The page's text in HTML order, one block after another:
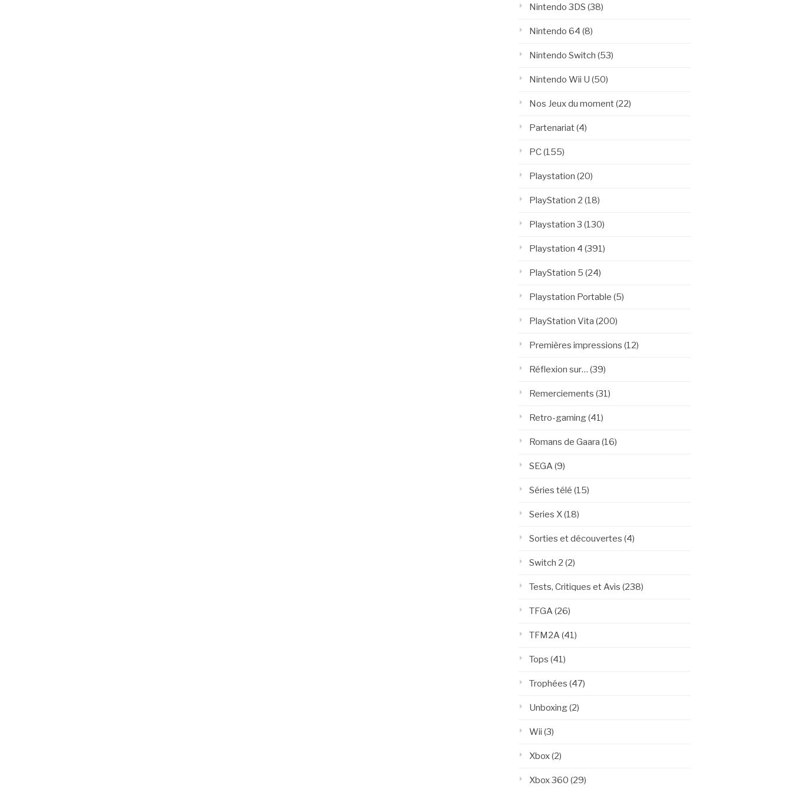
Nintendo 3DS (38)
Nintendo 64 (8)
Nintendo Switch (53)
Nintendo Wii U (50)
Nos Jeux du moment(22)
Partenariat(4)
PC(155)
Playstation (20)
PlayStation 2 (18)
Playstation 3 (130)
Playstation 4 (391)
PlayStation 5 (24)
Playstation Portable (5)
PlayStation Vita (200)
Premières impressions (12)
Réflexion sur… (39)
Remerciements (31)
Retro-gaming(41)
Romans de Gaara (16)
SEGA (9)
Séries télé (15)
Series X(18)
Sorties et découvertes (4)
Switch 2 (2)
Tests, Critiques et Avis (238)
TFGA (26)
TFM2A (41)
Tops (41)
Trophées (47)
Unboxing(2)
Wii (3)
Xbox(2)
Xbox 360 (29)